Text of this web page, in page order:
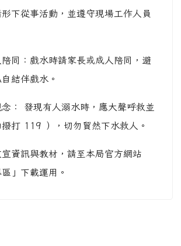
下從事活動，並遵守現場工作人員
同：戲水時請家長或成人陪同，避
結伴戲水。
： 發現有人溺水時，應大聲呼救並
打 119 ），切勿貿然下水救人。
資訊與教材，請至本局官方網站
區」下載運用。